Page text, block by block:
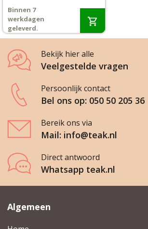
Wenslijst
Binnen 7
werkdagen
geleverd.
Bekijk hier alle
Veelgestelde vragen
Persoonlijk contact
Bel ons op: 050 50 205 36
Bereik ons via
Mail: info@teak.nl
Direct antwoord
Whatsapp teak.nl
Algemeen